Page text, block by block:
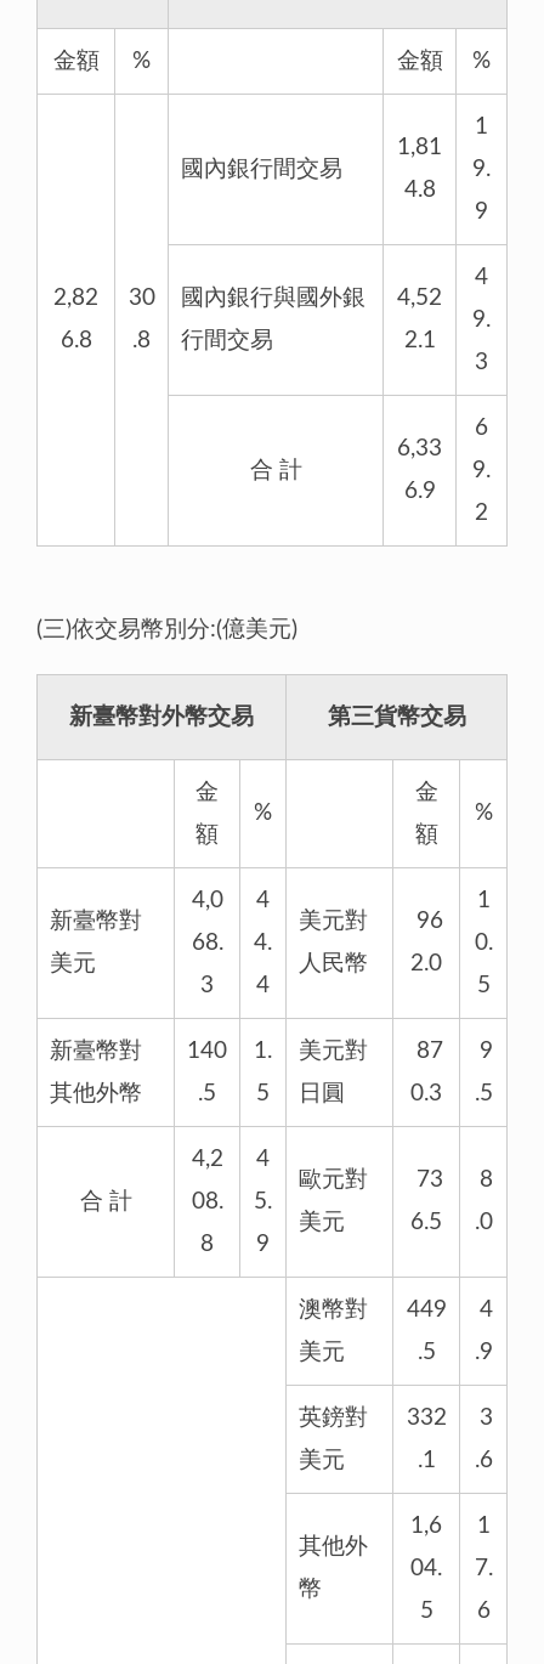
金額 % 金額 %
2,82
6.8
30
.8
國內銀行間交易
1,81
4.8
1
9.
9
國內銀行與國外銀
行間交易
4,52
2.1
4
9.
3
合 計
6,33
6.9
6
9.
2
(三)依交易幣別分:(億美元)
新臺幣對外幣交易 第三貨幣交易
金
額
%
金
額
%
新臺幣對
美元
4,0
68.
3
4
4.
4
美元對
人民幣
96
2.0
1
0.
5
新臺幣對
其他外幣
140
.5
1.
5
美元對
日圓
87
0.3
9
.5
合 計
4,2
08.
8
4
5.
9
歐元對
美元
73
6.5
8
.0
澳幣對
美元
449
.5
4
.9
英鎊對
美元
332
.1
3
.6
其他外
幣
1,6
04.
5
1
7.
6